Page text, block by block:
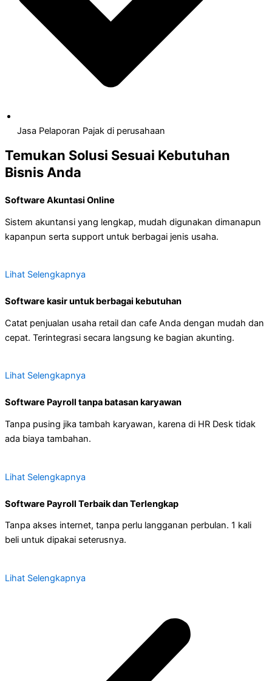
Jasa Pelaporan Pajak di perusahaan
Temukan Solusi Sesuai Kebutuhan
Bisnis Anda
Software Akuntasi Online
Sistem akuntansi yang lengkap, mudah digunakan dimanapun
kapanpun serta support untuk berbagai jenis usaha.
Lihat Selengkapnya
Software kasir untuk berbagai kebutuhan
Catat penjualan usaha retail dan cafe Anda dengan mudah dan
cepat. Terintegrasi secara langsung ke bagian akunting.
Lihat Selengkapnya
Software Payroll tanpa batasan karyawan
Tanpa pusing jika tambah karyawan, karena di HR Desk tidak
ada biaya tambahan.
Lihat Selengkapnya
Software Payroll Terbaik dan Terlengkap
Tanpa akses internet, tanpa perlu langganan perbulan. 1 kali
beli untuk dipakai seterusnya.
Lihat Selengkapnya